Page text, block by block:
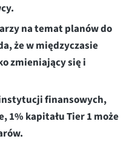
na temat planów do
że w międzyczasie
zmieniający się i
finansowych,
1% kapitału Tier 1 może